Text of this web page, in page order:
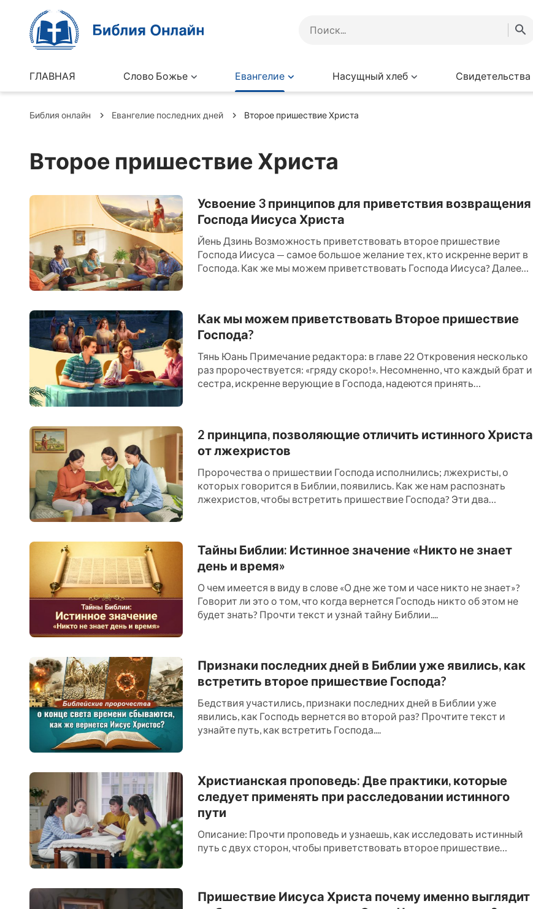
ГЛАВНАЯ Слово Божье Евангелие Насущный хлеб Свидетельства
Библия онлайн Евангелие последних дней Второе пришествие Христа
Второе пришествие Христа
Усвоение 3 принципов для приветствия возвращения
Господа Иисуса Христа
Йень Дзинь Возможность приветствовать второе пришествие
Господа Иисуса — самое большое желание тех, кто искренне верит в
Господа. Как же мы можем приветствовать Господа Иисуса? Далее
Как мы можем приветствовать Второе пришествие
Господа?
Тянь Юань Примечание редактора: в главе 22 Откровения несколько
раз пророчествуется: «гряду скоро!». Несомненно, что каждый брат и
сестра, искренне верующие в Господа, надеются принять
2 принципа, позволяющие отличить истинного Христа
от лжехристов
Пророчества о пришествии Господа исполнились; лжехристы, о
которых говорится в Библии, появились. Как же нам распознать
лжехристов, чтобы встретить пришествие Господа? Эти два
Тайны Библии: Истинное значение «Никто не знает
день и время»
О чем имеется в виду в слове «О дне же том и часе никто не знает»?
Говорит ли это о том, что когда вернется Господь никто об этом не
будет знать? Прочти текст и узнай тайну Библии....
Признаки последних дней в Библии уже явились, как
встретить второе пришествие Господа?
Бедствия участились, признаки последних дней в Библии уже
явились, как Господь вернется во второй раз? Прочтите текст и
узнайте путь, как встретить Господа....
Христианская проповедь: Две практики, которые
следует применять при расследовании истинного
пути
Описание: Прочти проповедь и узнаешь, как исследовать истинный
путь с двух сторон, чтобы приветствовать второе пришествие
Пришествие Иисуса Христа почему именно выглядит